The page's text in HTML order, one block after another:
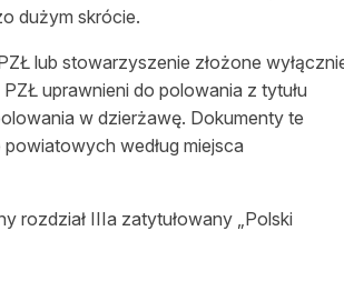
dużym skrócie.
lub stowarzyszenie złożone
uprawnieni do polowania z tytułu
w dzierżawę. Dokumenty te
według miejsca
rozdział IIIa zatytułowany „Polski